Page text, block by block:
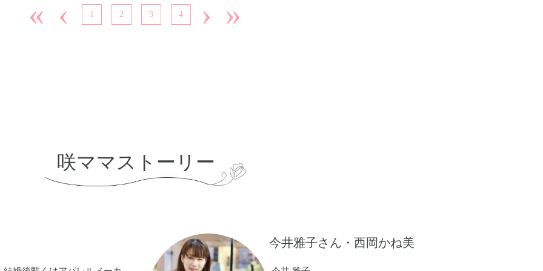
« ‹ 1 2 3 4 › »
咲ママストーリー
今井雅子さん・西岡かね美